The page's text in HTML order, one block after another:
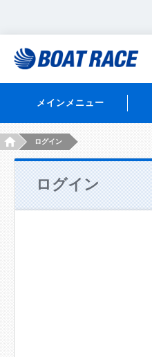
メインメニュー
HOMEログイン
ログイン